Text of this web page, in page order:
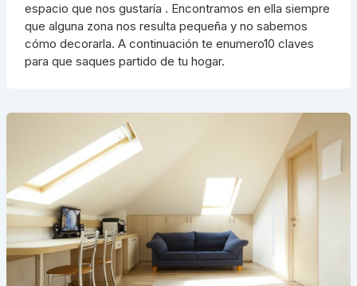
espacio que nos gustaría . Encontramos en ella siempre
que alguna zona nos resulta pequeña y no sabemos
cómo decorarla. A continuación te enumero10 claves
para que saques partido de tu hogar.